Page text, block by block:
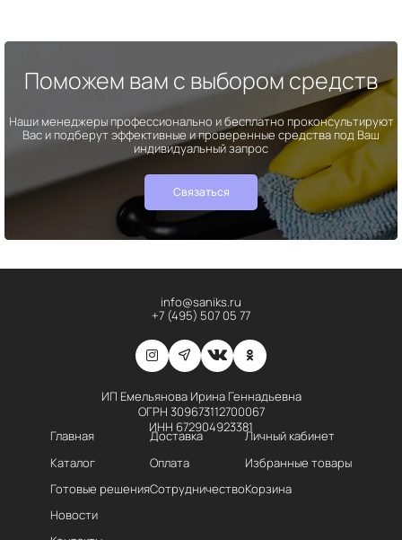
Поможем вам с выбором средств
Наши менеджеры профессионально и бесплатно проконсультируют
Вас и подберут эффективные и проверенные средства под Ваш
индивидуальный запрос
Связаться
info@saniks.ru
+7 (495) 507 05 77
ИП Емельянова Ирина Геннадьевна
ОГРН 309673112700067
ИНН 672904923381
Главная
Каталог
Готовые решения
Новости
Доставка
Оплата
Сотрудничество
Личный кабинет
Избранные товары
Корзина